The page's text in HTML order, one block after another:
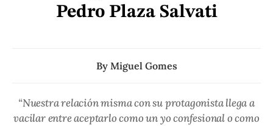
Pedro Plaza Salvati
By Miguel Gomes
“Nuestra relación misma con su protagonista llega a
vacilar entre aceptarlo como un yo confesional o como